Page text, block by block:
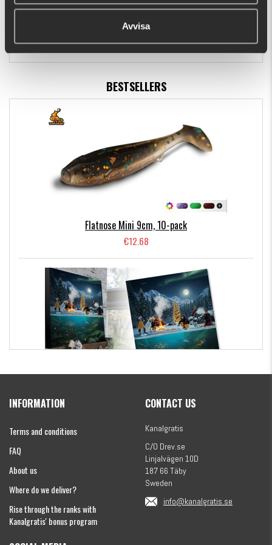
Avvisa
Köfi Splash Vibe 7cm, Real Perch
€6.29
BESTSELLERS
Flatnose Mini 9cm, 10-pack
€12.68
€154.60
INFORMATION
Terms and conditions
FAQ
About us
Where do we deliver?
Rise through the ranks with
Kanalgratis' bonus program
CONTACT US
Kanalgratis
C/O Drev.se
Linjalvägen 10D
187 66 Täby
Sweden
info@kanalgratis.se